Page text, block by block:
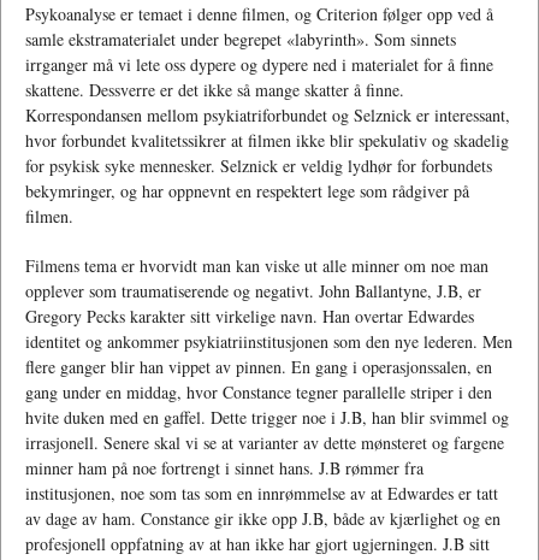
Psykoanalyse er temaet i denne filmen, og Criterion følger opp ved å
samle ekstramaterialet under begrepet «labyrinth». Som sinnets
irrganger må vi lete oss dypere og dypere ned i materialet for å finne
skattene. Dessverre er det ikke så mange skatter å finne.
Korrespondansen mellom psykiatriforbundet og Selznick er interessant,
hvor forbundet kvalitetssikrer at filmen ikke blir spekulativ og skadelig
for psykisk syke mennesker. Selznick er veldig lydhør for forbundets
bekymringer, og har oppnevnt en respektert lege som rådgiver på
filmen.
Filmens tema er hvorvidt man kan viske ut alle minner om noe man
opplever som traumatiserende og negativt. John Ballantyne, J.B, er
Gregory Pecks karakter sitt virkelige navn. Han overtar Edwardes
identitet og ankommer psykiatriinstitusjonen som den nye lederen. Men
flere ganger blir han vippet av pinnen. En gang i operasjonssalen, en
gang under en middag, hvor Constance tegner parallelle striper i den
hvite duken med en gaffel. Dette trigger noe i J.B, han blir svimmel og
irrasjonell. Senere skal vi se at varianter av dette mønsteret og fargene
minner ham på noe fortrengt i sinnet hans. J.B rømmer fra
institusjonen, noe som tas som en innrømmelse av at Edwardes er tatt
av dage av ham. Constance gir ikke opp J.B, både av kjærlighet og en
profesjonell oppfatning av at han ikke har gjort ugjerningen. J.B sitt